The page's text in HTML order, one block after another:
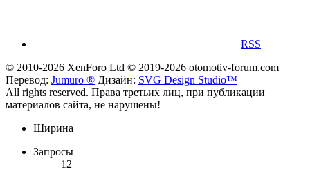
RSS
© 2010-2026 XenForo Ltd © 2019-2026 otomotiv-forum.com
Перевод: Jumuro ® Дизайн: SVG Design Studio™
All rights reserved. Права третьих лиц, при публикации
материалов сайта, не нарушены!
Ширина
Запросы
12